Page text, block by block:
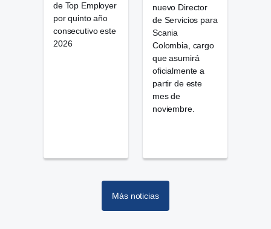
de Top Employer
por quinto año
consecutivo este
2026
nuevo Director
de Servicios para
Scania
Colombia, cargo
que asumirá
oficialmente a
partir de este
mes de
noviembre.
Más noticias